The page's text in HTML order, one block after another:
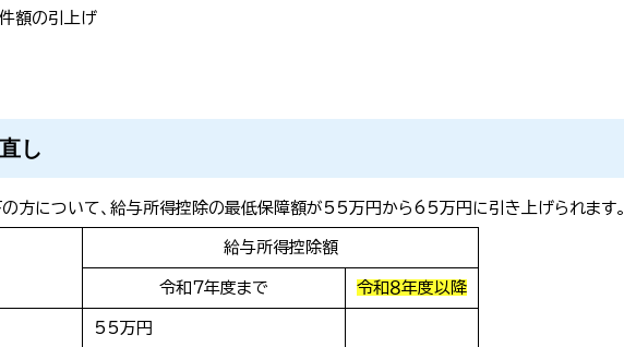
額の引上げ
し
方について、給与所得控除の最低保障額が55万円から65万円に引き上げられます。
給与所得控除額
令和７年度まで 令和８年度以降
55万円